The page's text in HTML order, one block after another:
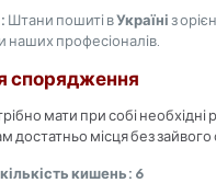
Штани пошиті вУкраїніз
наших професіоналів.
спорядження
мати при собі необхідні
достатньо місця без зайвого
кишень: 6